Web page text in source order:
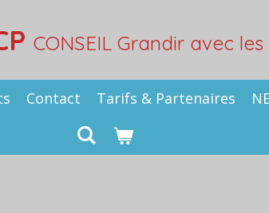
CONSEIL Grandir avec
Contact Tarifs & Partenaires